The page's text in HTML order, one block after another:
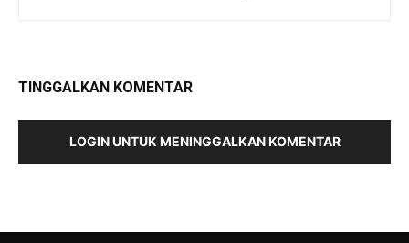
TINGGALKAN KOMENTAR
LOGIN UNTUK MENINGGALKAN KOMENTAR